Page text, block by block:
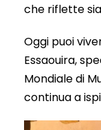
che riflette
Oggi puoi
Essaouira,
Mondiale di
continua a